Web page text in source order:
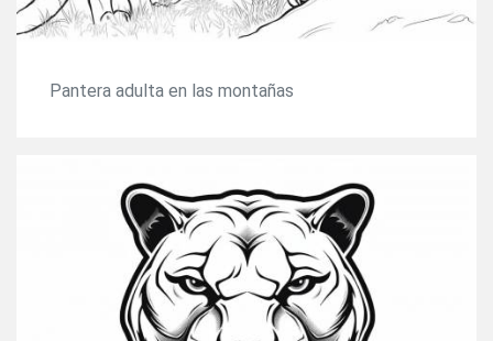
Pantera adulta en las montañas